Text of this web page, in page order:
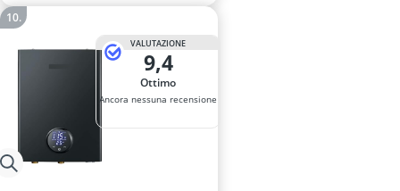
VALUTAZIONE
9,4
Ottimo
Ancora nessuna recensione